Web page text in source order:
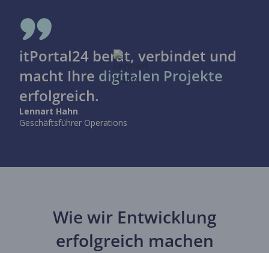
itPortal24 berät, verbindet und
macht Ihre digitalen Projekte
erfolgreich.
Lennart Hahn
Geschäftsführer Operations
Wie wir Entwicklung
erfolgreich machen